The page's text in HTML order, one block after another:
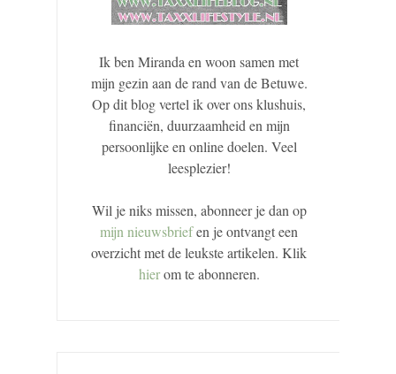
Ik ben Miranda en woon samen met
mijn gezin aan de rand van de Betuwe.
Op dit blog vertel ik over ons klushuis,
financiën, duurzaamheid en mijn
persoonlijke en online doelen. Veel
leesplezier!
Wil je niks missen, abonneer je dan op
mijn nieuwsbriefen je ontvangt een
overzicht met de leukste artikelen. Klik
hierom te abonneren.